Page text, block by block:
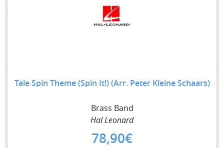
Tale Spin Theme (Spin It!) (Arr. Peter Kleine Schaars)
Brass Band
Hal Leonard
78,90€